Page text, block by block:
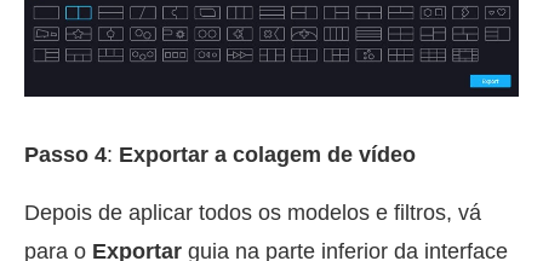
Passo 4: Exportar a colagem de vídeo
Depois de aplicar todos os modelos e filtros, vá
para o Exportar guia na parte inferior da interface